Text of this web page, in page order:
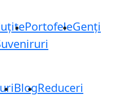
PortofeleGenți
BlogReduceri